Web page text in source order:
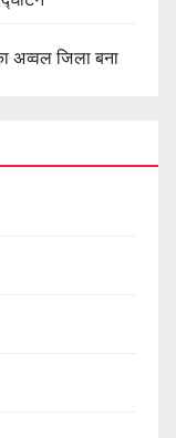
अव्वल जिला बना